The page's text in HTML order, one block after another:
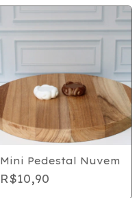
Mini Pedestal Nuvem
R$10,90